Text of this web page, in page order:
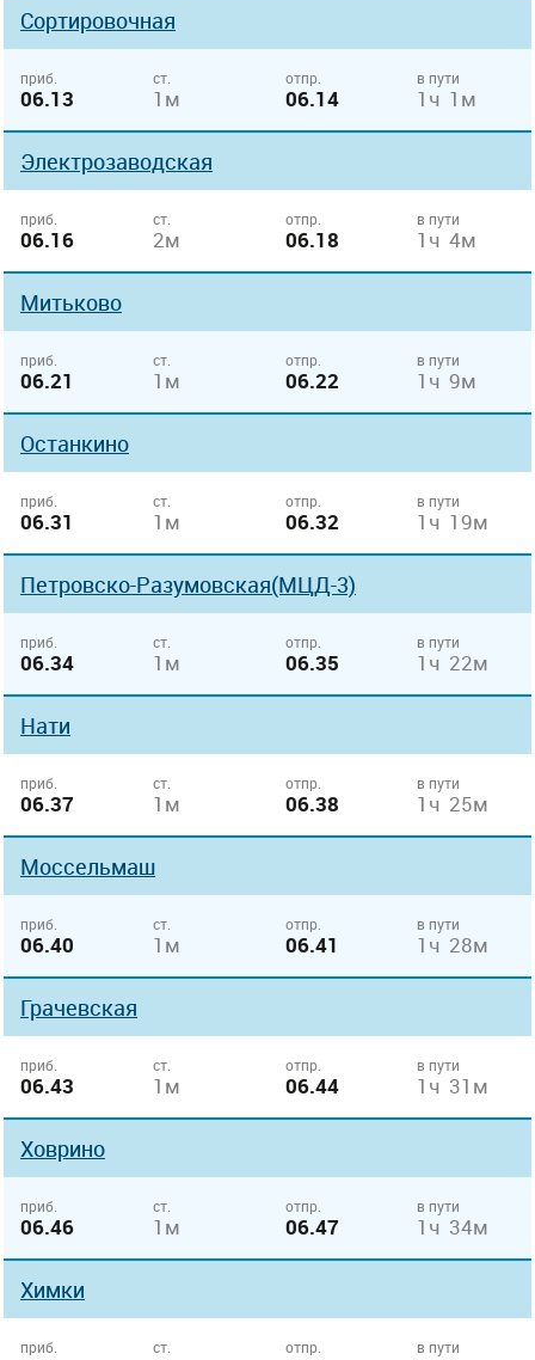
Сортировочная
приб.
06.13
ст.
1м
отпр.
06.14
в пути
1ч 1м
Электрозаводская
приб.
06.16
ст.
2м
отпр.
06.18
в пути
1ч 4м
Митьково
приб.
06.21
ст.
1м
отпр.
06.22
в пути
1ч 9м
Останкино
приб.
06.31
ст.
1м
отпр.
06.32
в пути
1ч 19м
Петровско-Разумовская(МЦД-3)
приб.
06.34
ст.
1м
отпр.
06.35
в пути
1ч 22м
Нати
приб.
06.37
ст.
1м
отпр.
06.38
в пути
1ч 25м
Моссельмаш
приб.
06.40
ст.
1м
отпр.
06.41
в пути
1ч 28м
Грачевская
приб.
06.43
ст.
1м
отпр.
06.44
в пути
1ч 31м
Ховрино
приб.
06.46
ст.
1м
отпр.
06.47
в пути
1ч 34м
Химки
приб. ст. отпр. в пути